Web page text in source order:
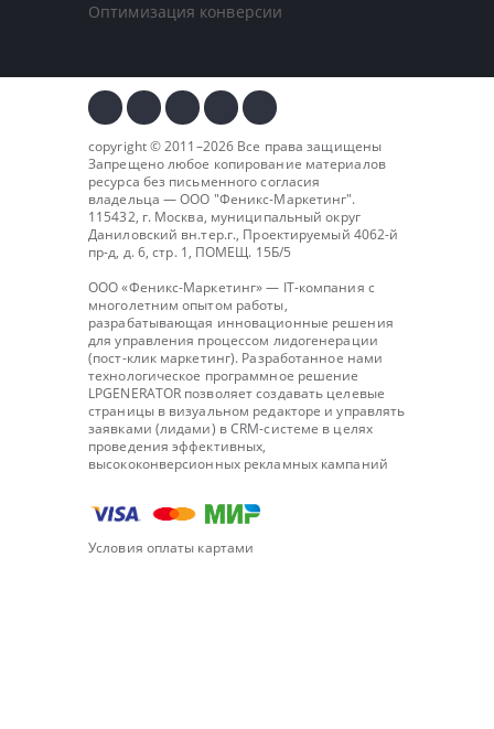
Оптимизация конверсии
copyright © 2011–2026 Все права защищены
Запрещено любое копирование материалов
ресурса без письменного согласия
владельца — ООО "Феникс-Маркетинг".
115432, г. Москва, муниципальный округ
Даниловский вн.тер.г., Проектируемый 4062-й
пр-д, д. 6, стр. 1, ПОМЕЩ. 15Б/5
ООО «Феникс-Маркетинг» — IT-компания с
многолетним опытом работы,
разрабатывающая инновационные решения
для управления процессом лидогенерации
(пост-клик маркетинг). Разработанное нами
технологическое программное решение
LPGENERATOR позволяет создавать целевые
страницы в визуальном редакторе и управлять
заявками (лидами) в CRM-системе в целях
проведения эффективных,
высококонверсионных рекламных кампаний
Условия оплаты картами